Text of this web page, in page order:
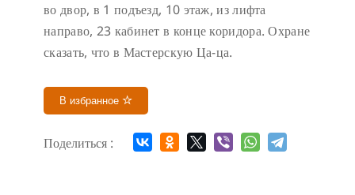
во двор, в 1 подъезд, 10 этаж, из лифта
направо, 23 кабинет в конце коридора. Охране
сказать, что в Мастерскую Ца-ца.
В избранное
Поделиться :